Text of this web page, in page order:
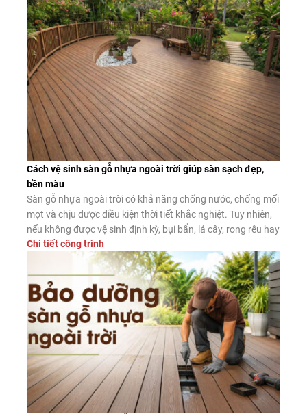
tự nhiên và giàn […]
Cách vệ sinh sàn gỗ nhựa ngoài trời giúp sàn sạch đẹp,
bền màu
Sàn gỗ nhựa ngoài trời có khả năng chống nước, chống mối
mọt và chịu được điều kiện thời tiết khắc nghiệt. Tuy nhiên,
nếu không được vệ sinh định kỳ, bụi bẩn, lá cây, rong rêu hay
dầu mỡ vẫn có thể tích tụ trên bề mặt, làm giảm tính thẩm
Chi tiết công trình